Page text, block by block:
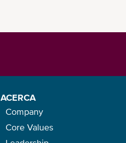
ACERCA
Company
Core Values